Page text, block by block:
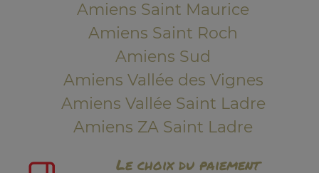
Amiens Saint Maurice
Amiens Saint Roch
Amiens Sud
Amiens Vallée des Vignes
Amiens Vallée Saint Ladre
Amiens ZA Saint Ladre
Le choix du paiement